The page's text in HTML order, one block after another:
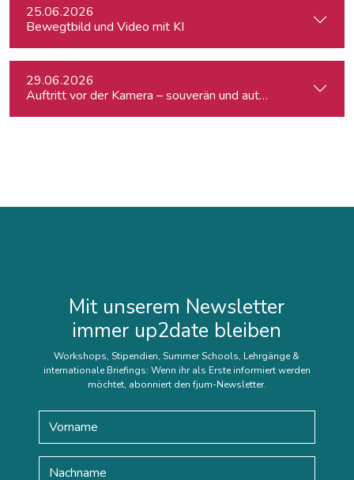
25.06.2026
Bewegtbild und Video mit KI
29.06.2026
Auftritt vor der Kamera – souverän und authentisch
Mit unserem Newsletter
immer up2date bleiben
Workshops, Stipendien, Summer Schools, Lehrgänge &
internationale Briefings: Wenn ihr als Erste informiert werden
möchtet, abonniert den fjum-Newsletter.